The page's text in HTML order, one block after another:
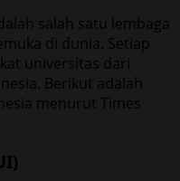
salah satu lembaga
di dunia. Setiap
universitas dari
Berikut adalah
menurut Times